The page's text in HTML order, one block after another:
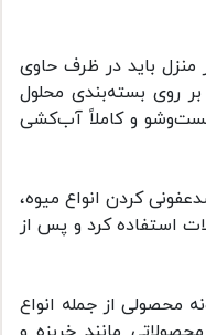
باید در ظرف حاوی
بسته‌بندی محلول
و کاملاً آب‌کشی
کردن انواع میوه،
کرد و پس از
از جمله انواع